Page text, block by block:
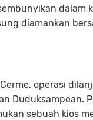
dalam
diamankan
operasi
Duduksampean.
sebuah kios